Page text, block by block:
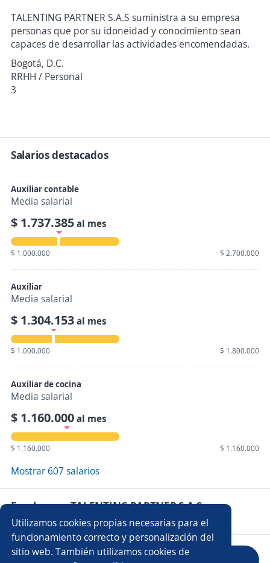
Utilizamos cookies propias necesarias para el
funcionamiento correcto y personalización del
sitio web. También utilizamos cookies de
TALENTING PARTNER S.A.S suministra a su empresa
personas que por su idoneidad y conocimiento sean
capaces de desarrollar las actividades encomendadas.
Bogotá, D.C.
RRHH / Personal
3
Salarios destacados
Auxiliar contable
Media salarial
$ 1.737.385al mes
$ 1.000.000 $ 2.700.000
Auxiliar
Media salarial
$ 1.304.153al mes
$ 1.000.000 $ 1.800.000
Auxiliar de cocina
Media salarial
$ 1.160.000al mes
$ 1.160.000 $ 1.160.000
Mostrar 607 salarios
Empleos en TALENTING PARTNER S.A.S
Evaluar empresa